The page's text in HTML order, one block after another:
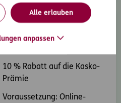
Alle erlauben
anpassen
10 % Rabatt auf die Kasko-
Prämie
Voraussetzung: Online-